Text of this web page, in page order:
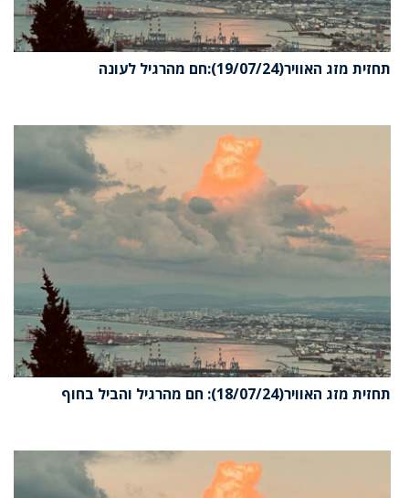
תחזית מזג האוויר(19/07/24):חם מהרגיל לעונה
תחזית מזג האוויר(18/07/24): חם מהרגיל והביל בחוף